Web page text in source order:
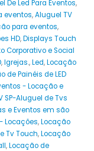
De Led Para Eventos,
eventos,Aluguel TV
para eventos,
HD,Displays Touch
Corporativo e Social
,Igrejas.,Led,Locação
de Painéis de LED
- Locação e
SP-Aluguel de Tvs
e Eventos em são
Locações,Locação
Tv Touch,Locação
,Locação de